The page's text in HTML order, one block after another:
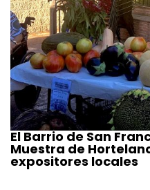
El Barrio de San
Muestra de
expositores locales